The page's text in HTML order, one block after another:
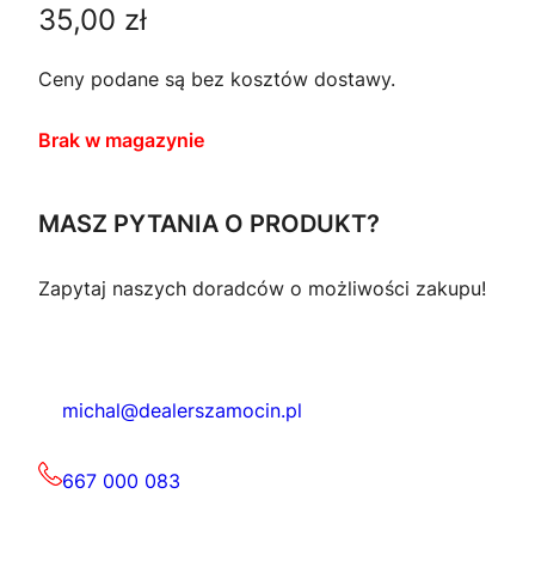
35,00 zł
Ceny podane są bez kosztów dostawy.
Brak w magazynie
MASZ PYTANIA O PRODUKT?
Zapytaj naszych doradców o możliwości zakupu!
michal@dealerszamocin.pl
667 000 083